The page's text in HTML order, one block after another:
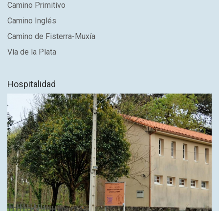
Camino Primitivo
Camino Inglés
Camino de Fisterra-Muxía
Vía de la Plata
Hospitalidad